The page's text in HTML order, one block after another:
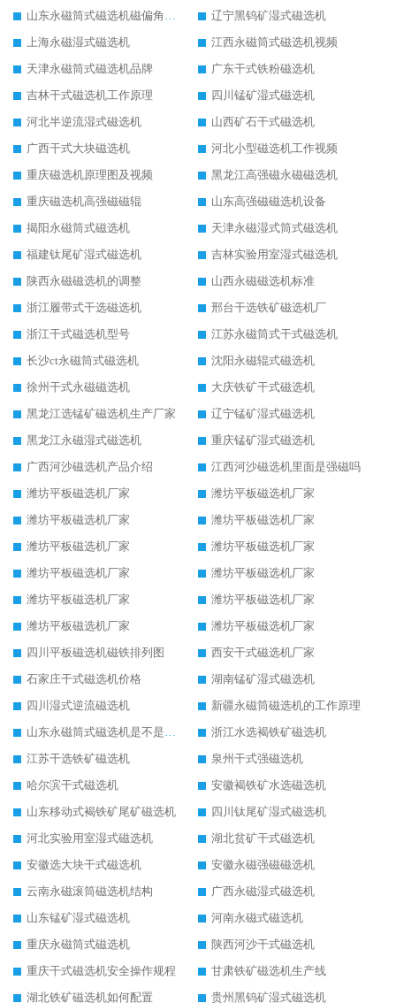
山东永磁筒式磁选机磁偏角怎么调整
辽宁黑钨矿湿式磁选机
上海永磁湿式磁选机
江西永磁筒式磁选机视频
天津永磁筒式磁选机品牌
广东干式铁粉磁选机
吉林干式磁选机工作原理
四川锰矿湿式磁选机
河北半逆流湿式磁选机
山西矿石干式磁选机
广西干式大块磁选机
河北小型磁选机工作视频
重庆磁选机原理图及视频
黑龙江高强磁永磁磁选机
重庆磁选机高强磁磁辊
山东高强磁磁选机设备
揭阳永磁筒式磁选机
天津永磁湿式筒式磁选机
福建钛尾矿湿式磁选机
吉林实验用室湿式磁选机
陕西永磁磁选机的调整
山西永磁磁选机标准
浙江履带式干选磁选机
邢台干选铁矿磁选机厂
浙江干式磁选机型号
江苏永磁筒式干式磁选机
长沙ct永磁筒式磁选机
沈阳永磁辊式磁选机
徐州干式永磁磁选机
大庆铁矿干式磁选机
黑龙江选锰矿磁选机生产厂家
辽宁锰矿湿式磁选机
黑龙江永磁湿式磁选机
重庆锰矿湿式磁选机
广西河沙磁选机产品介绍
江西河沙磁选机里面是强磁吗
潍坊平板磁选机厂家
潍坊平板磁选机厂家
潍坊平板磁选机厂家
潍坊平板磁选机厂家
潍坊平板磁选机厂家
潍坊平板磁选机厂家
潍坊平板磁选机厂家
潍坊平板磁选机厂家
潍坊平板磁选机厂家
潍坊平板磁选机厂家
潍坊平板磁选机厂家
潍坊平板磁选机厂家
四川平板磁选机磁铁排列图
西安干式磁选机厂家
石家庄干式磁选机价格
湖南锰矿湿式磁选机
四川湿式逆流磁选机
新疆永磁筒磁选机的工作原理
山东永磁筒式磁选机是不是强磁
浙江水选褐铁矿磁选机
江苏干选铁矿磁选机
泉州干式强磁选机
哈尔滨干式磁选机
安徽褐铁矿水选磁选机
山东移动式褐铁矿尾矿磁选机
四川钛尾矿湿式磁选机
河北实验用室湿式磁选机
湖北贫矿干式磁选机
安徽选大块干式磁选机
安徽永磁强磁磁选机
云南永磁滚筒磁选机结构
广西永磁湿式磁选机
山东锰矿湿式磁选机
河南永磁式磁选机
重庆永磁筒式磁选机
陕西河沙干式磁选机
重庆干式磁选机安全操作规程
甘肃铁矿磁选机生产线
湖北铁矿磁选机如何配置
贵州黑钨矿湿式磁选机